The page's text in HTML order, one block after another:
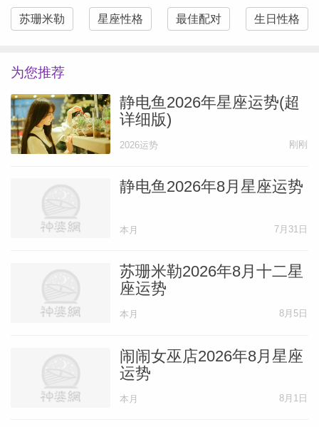
带来收入增长或财务目标的实现，但需审视
支出习惯。财富运势可能完成财务计划，但
土星逆行提醒你关注长期稳定性。爱情运势
单身：满...[阅读全文]
静电鱼摩羯座一周运势（7.7-7.13）
事业运势满月在你的星座，职业上可能迎来
工作需求。财富运势收入稳定，但可能因事
业投入而增加开支，注意预算。爱情运势单
身：你的...
[阅读全文]
静电鱼水瓶座一周运势（7.7-7.13）
苏珊米勒 星座性格 最佳配对 生日性格
为您推荐
静电鱼2026年星座运势(超
详细版)
2026运势 刚刚
静电鱼2026年8月星座运势
本月 7月31日
苏珊米勒2026年8月十二星
座运势
本月 8月5日
闹闹女巫店2026年8月星座
运势
本月 8月1日